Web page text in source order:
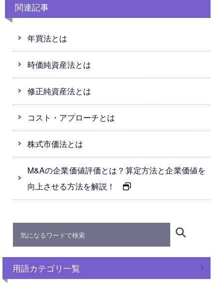
関連記事
年買法とは
時価純資産法とは
修正純資産法とは
コスト・アプローチとは
株式市価法とは
M&Aの企業価値評価とは？算定方法と企業価値を
向上させる方法を解説！
用語カテゴリ一覧